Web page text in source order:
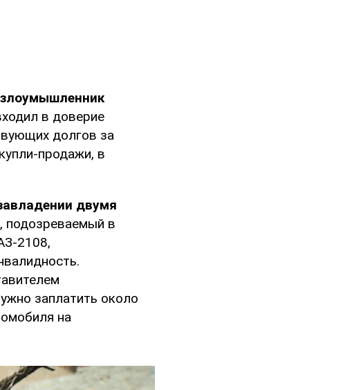
злоумышленник
в доверие
долгов за
продажи, в
двумя
подозреваемый в
2108,
заплатить около
на